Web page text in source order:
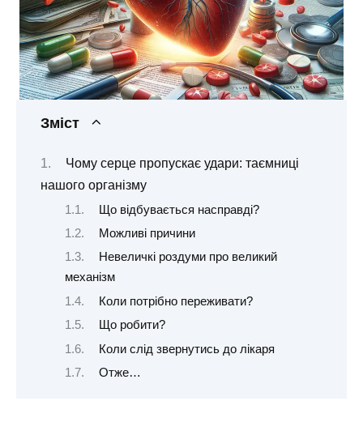
Зміст
Чому серце пропускає удари: таємниці
нашого організму
Що відбувається насправді?
Можливі причини
Невеличкі роздуми про великий
механізм
Коли потрібно переживати?
Що робити?
Коли слід звернутись до лікаря
Отже…